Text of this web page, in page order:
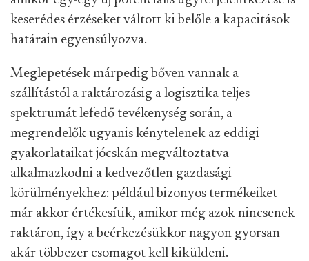
keserédes érzéseket váltott ki belőle a kapacitások
határain egyensúlyozva.
Meglepetések márpedig bőven vannak a
szállítástól a raktározásig a logisztika teljes
spektrumát lefedő tevékenység során, a
megrendelők ugyanis kénytelenek az eddigi
gyakorlataikat jócskán megváltoztatva
alkalmazkodni a kedvezőtlen gazdasági
körülményekhez: például bizonyos termékeiket
már akkor értékesítik, amikor még azok nincsenek
raktáron, így a beérkezésükkor nagyon gyorsan
akár többezer csomagot kell kiküldeni.